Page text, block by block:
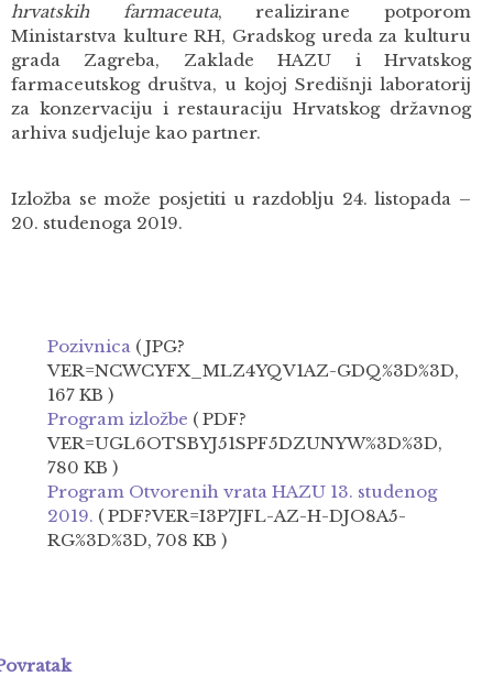
hrvatskih farmaceuta, realizirane potporom
Ministarstva kulture RH, Gradskog ureda za kulturu
grada Zagreba, Zaklade HAZU i Hrvatskog
farmaceutskog društva, u kojoj Središnji laboratorij
za konzervaciju i restauraciju Hrvatskog državnog
arhiva sudjeluje kao partner.
Izložba se može posjetiti u razdoblju 24. listopada –
20. studenoga 2019.
Pozivnica ( JPG?
VER=NCWCYFX_MLZ4YQV1AZ-GDQ%3D%3D,
167 KB )
Program izložbe ( PDF?
VER=UGL6OTSBYJ51SPF5DZUNYW%3D%3D,
780 KB )
Program Otvorenih vrata HAZU 13. studenog
2019. ( PDF?VER=I3P7JFL-AZ-H-DJO8A5-
RG%3D%3D, 708 KB )